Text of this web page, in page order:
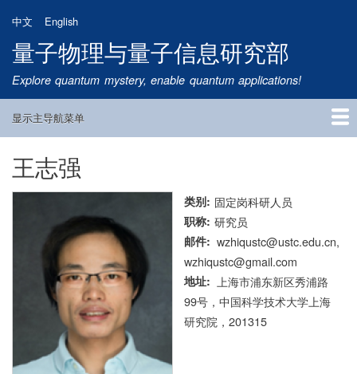
到
主
要
内
中文 English
量子物理与量子信息研究部
Explore quantum mystery, enable quantum applications!
Main
显示主导航菜单
首页
研究方向
量子卫星
团队成员
新闻动态
研究进展
学术报告
论文发表
公告通知
招生信息
相关链接
王志强
类别 固定岗科研人员
职称 研究员
邮件
wzhiqustc@ustc.edu.cn,
wzhiqustc@gmail.com
地址
上海市浦东新区秀浦路
99号，中国科学技术大学上海
研究院，201315